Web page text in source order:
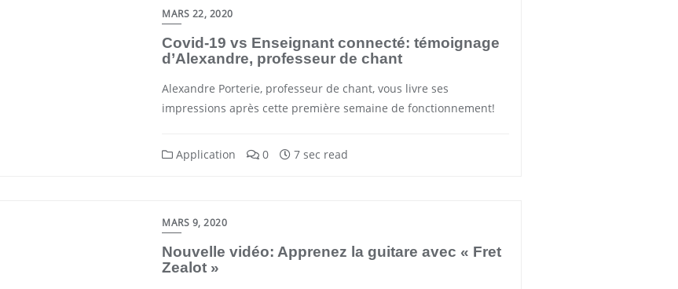
MARS 22, 2020
Covid-19 vs Enseignant connecté: témoignage
d’Alexandre, professeur de chant
Alexandre Porterie, professeur de chant, vous livre ses
impressions après cette première semaine de fonctionnement!
Application 0 7 sec read
MARS 9, 2020
Nouvelle vidéo: Apprenez la guitare avec « Fret
Zealot »